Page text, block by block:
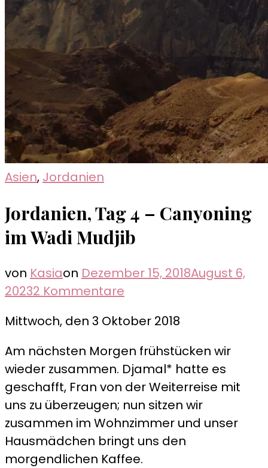
Asien, Jordanien
Jordanien, Tag 4 – Canyoning
im Wadi Mudjib
von Kasiaon Dezember 15, 2018August 6,
20232 Kommentare
Tag
4
–
Canyoning
im
Wadi
Mudjib
Mittwoch, den 3 Oktober 2018
Am nächsten Morgen frühstücken wir
wieder zusammen. Djamal* hatte es
geschafft, Fran von der Weiterreise mit
uns zu überzeugen; nun sitzen wir
zusammen im Wohnzimmer und unser
Hausmädchen bringt uns den
morgendlichen Kaffee.